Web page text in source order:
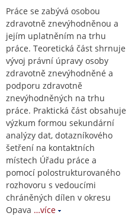
Práce se zabývá osobou
zdravotně znevýhodněnou a
jejím uplatněním na trhu
práce. Teoretická část shrnuje
vývoj právní úpravy osoby
zdravotně znevýhodněné a
podporu zdravotně
znevýhodněných na trhu
práce. Praktická část obsahuje
výzkum formou sekundární
analýzy dat, dotazníkového
šetření na kontaktních
místech Úřadu práce a
pomocí polostrukturovaného
rozhovoru s vedoucími
chráněných dílen v okresu
Opava …více